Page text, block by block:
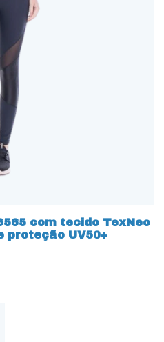
com tecido TexNeo
proteção UV50+